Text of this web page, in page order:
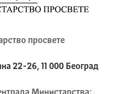
просвете
22-26, 11 000 Београд